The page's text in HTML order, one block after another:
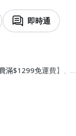
即時通
滿$1299免運費】、7-
單件運費$60、滿5件
、滿5件或消費滿